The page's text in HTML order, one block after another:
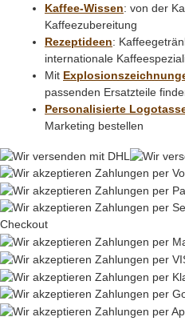
Kaffee-Wissen: von der
Kaffeezubereitung
Rezeptideen:
internationale
Mit
passenden Ersatzteile
Personalisierte
Marketing bestellen